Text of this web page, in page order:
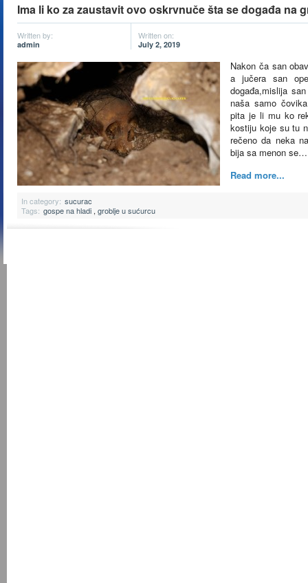
Ima li ko za zaustavit ovo oskrvnuče šta se događa na
Written by:
admin
Written on:
July 2, 2019
Nakon ča san
a jučera san
događa,mislija
naša samo
pita je li mu ko
kostiju koje su tu
rečeno da neka
bija sa menon se…
Read more...
In category: sucurac
Tags: gospe na hladi , groblje u sućurcu